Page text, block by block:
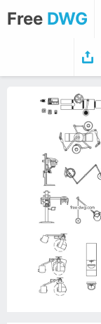
Free DWG